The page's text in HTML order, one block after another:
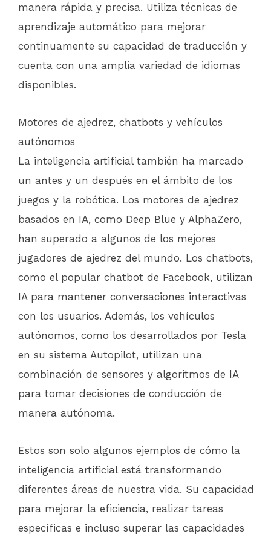
manera rápida y precisa. Utiliza técnicas de
aprendizaje automático para mejorar
continuamente su capacidad de traducción y
cuenta con una amplia variedad de idiomas
disponibles.
Motores de ajedrez, chatbots y vehículos
autónomos
La inteligencia artificial también ha marcado
un antes y un después en el ámbito de los
juegos y la robótica. Los motores de ajedrez
basados en IA, como Deep Blue y AlphaZero,
han superado a algunos de los mejores
jugadores de ajedrez del mundo. Los chatbots,
como el popular chatbot de Facebook, utilizan
IA para mantener conversaciones interactivas
con los usuarios. Además, los vehículos
autónomos, como los desarrollados por Tesla
en su sistema Autopilot, utilizan una
combinación de sensores y algoritmos de IA
para tomar decisiones de conducción de
manera autónoma.
Estos son solo algunos ejemplos de cómo la
inteligencia artificial está transformando
diferentes áreas de nuestra vida. Su capacidad
para mejorar la eficiencia, realizar tareas
específicas e incluso superar las capacidades